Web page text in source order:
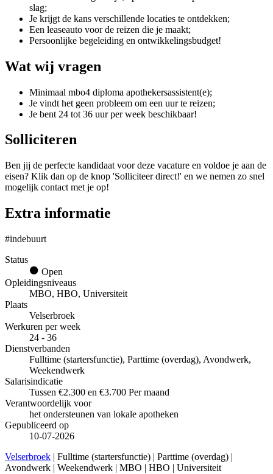
slag;
Je krijgt de kans verschillende locaties te ontdekken;
Een leaseauto voor de reizen die je maakt;
Persoonlijke begeleiding en ontwikkelingsbudget!
Wat wij vragen
Minimaal mbo4 diploma apothekersassistent(e);
Je vindt het geen probleem om een uur te reizen;
Je bent 24 tot 36 uur per week beschikbaar!
Solliciteren
Ben jij de perfecte kandidaat voor deze vacature en voldoe je aan de
eisen? Klik dan op de knop 'Solliciteer direct!' en we nemen zo snel
mogelijk contact met je op!
Extra informatie
#indebuurt
Status
Open
Opleidingsniveaus
MBO, HBO, Universiteit
Plaats
Velserbroek
Werkuren per week
24 - 36
Dienstverbanden
Fulltime (startersfunctie), Parttime (overdag), Avondwerk,
Weekendwerk
Salarisindicatie
Tussen €2.300 en €3.700 Per maand
Verantwoordelijk voor
het ondersteunen van lokale apotheken
Gepubliceerd op
10-07-2026
Velserbroek | Fulltime (startersfunctie) | Parttime (overdag) |
Avondwerk | Weekendwerk | MBO | HBO | Universiteit